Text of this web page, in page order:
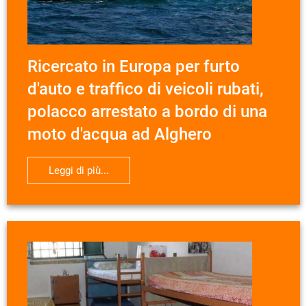
Ricercato in Europa per furto
d'auto e traffico di veicoli rubati,
polacco arrestato a bordo di una
moto d'acqua ad Alghero
Leggi di più...